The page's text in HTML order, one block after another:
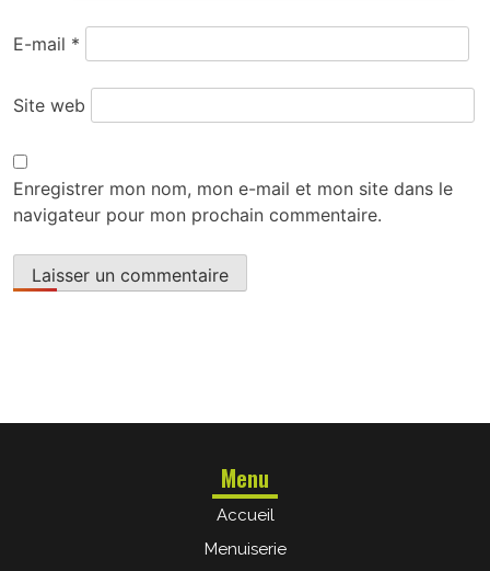
E-mail *
Site web
Enregistrer mon nom, mon e-mail et mon site dans le
navigateur pour mon prochain commentaire.
Menu
Accueil
Menuiserie